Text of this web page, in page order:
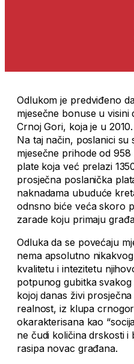
Odlukom je predviđeno
mjesečne bonuse u
Crnoj Gori, koja je u
Na taj način, poslanici su
mjesečne prihode od
plate koja već prelazi
prosječna poslanička
naknadama ubuduće
odnsno biće veća skoro
zarade koju primaju
Odluka da se povećaju
nema apsolutno
kvalitetu i intezitetu
potpunog gubitka
kojoj danas živi
realnost, iz klupa
okarakterisana kao
ne čudi količina drskosti
rasipa novac građana.